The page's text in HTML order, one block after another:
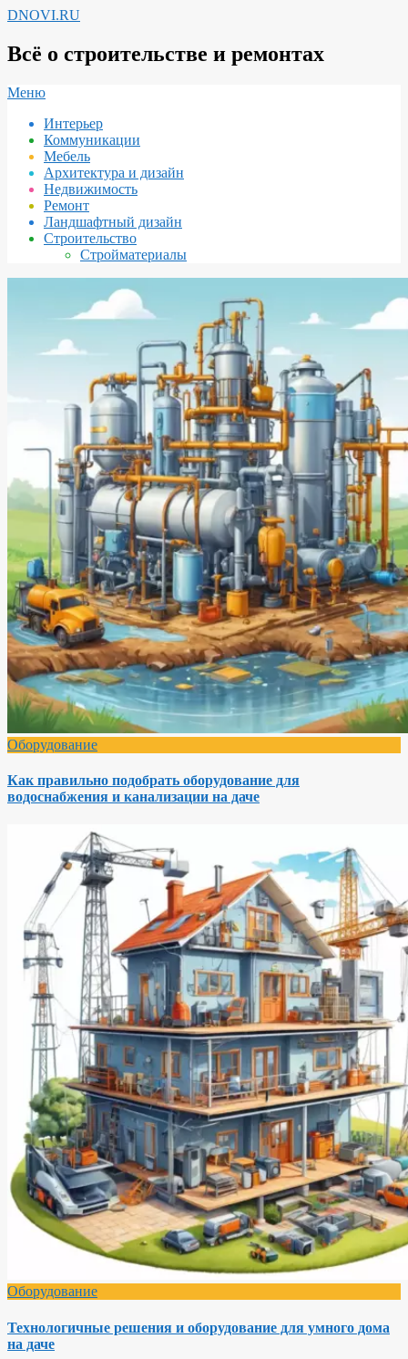
Перейти
содержимому
DNOVI.RU
Всё о строительстве и ремонтах
Вторичное
навигации
Меню
Интерьер
Коммуникации
Мебель
Архитектура и дизайн
Недвижимость
Ремонт
Ландшафтный дизайн
Строительство
Стройматериалы
Оборудование
Как правильно подобрать оборудование для
водоснабжения и канализации на даче
Оборудование
Технологичные решения и оборудование для умного дома
на даче